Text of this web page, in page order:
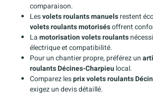
comparaison.
Lesvolets roulants manuelsrestent
volets roulants motorisésoffrent
Lamotorisation volets roulants
électrique et compatibilité.
Pour un chantier propre, préférez un
roulants Décines-Charpieulocal.
Comparez lesprix volets roulants
exigez un devis détaillé.